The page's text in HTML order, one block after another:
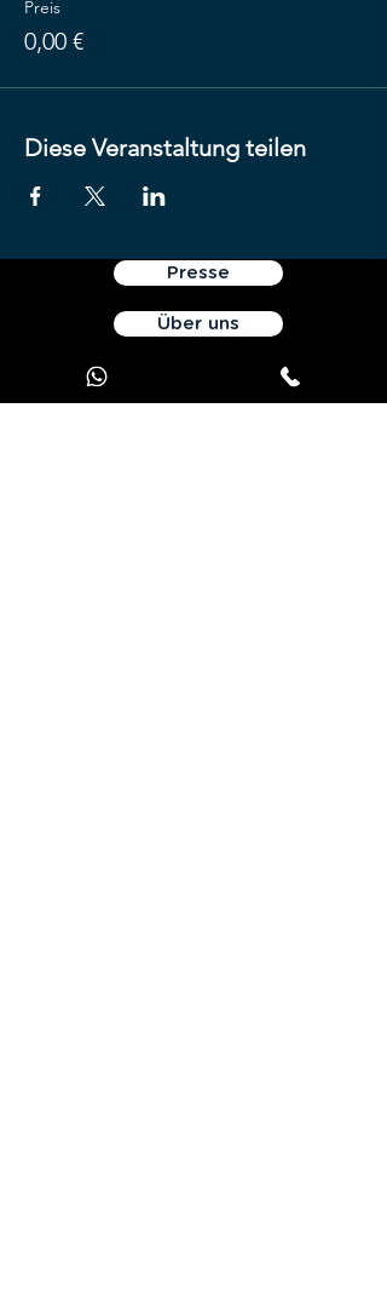
Preis
0,00 €
Diese Veranstaltung teilen
Presse
Über uns
Nutzungsbedingungen